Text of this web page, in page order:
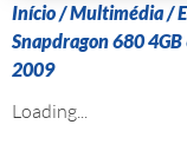
Início/Multimédia/
Snapdragon 680 4GB
2009
Loading...